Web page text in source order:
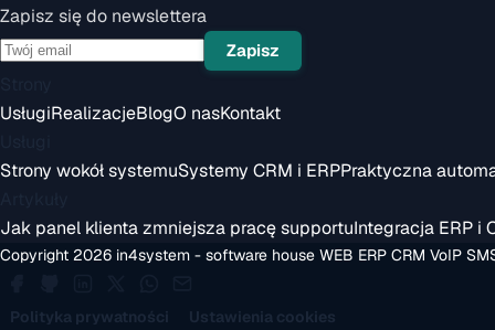
Zapisz się do newslettera
Zapisz
UsługiRealizacjeBlogO nasKontakt
Strony wokół systemuSystemy CRM i ERPPraktyczna
Jak panel klienta zmniejsza pracę supportuIntegracja ERP i
Copyright 2026 in4system - software house WEB ERP CRM VoIP
Polityka prywatności Ustawienia cookies